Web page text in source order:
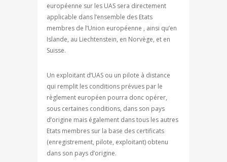
européenne sur les UAS sera directement
applicable dans l’ensemble des Etats
membres de l’Union européenne , ainsi qu’en
Islande, au Liechtenstein, en Norvège, et en
Suisse.
Un exploitant d’UAS ou un pilote à distance
qui remplit les conditions prévues par le
règlement européen pourra donc opérer,
sous certaines conditions, dans son pays
d’origine mais également dans tous les autres
Etats membres sur la base des certificats
(enregistrement, pilote, exploitant) obtenu
dans son pays d’origine.